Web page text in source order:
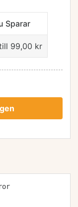
Sparar
99,00 kr